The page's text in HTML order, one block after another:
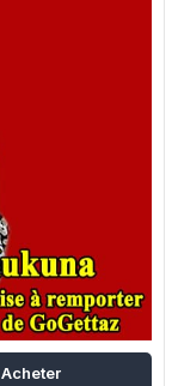
Acheter